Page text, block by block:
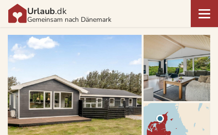
Urlaub.dk
Gemeinsam nach Dänemark